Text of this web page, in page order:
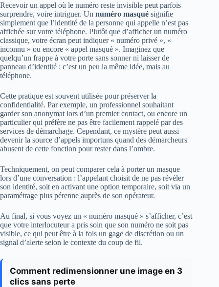
Recevoir un appel où le numéro reste invisible peut parfois
surprendre, voire intriguer. Un numéro masqué signifie
simplement que l’identité de la personne qui appelle n’est pas
affichée sur votre téléphone. Plutôt que d’afficher un numéro
classique, votre écran peut indiquer « numéro privé », «
inconnu » ou encore « appel masqué ». Imaginez que
quelqu’un frappe à votre porte sans sonner ni laisser de
panneau d’identité : c’est un peu la même idée, mais au
téléphone.
Cette pratique est souvent utilisée pour préserver la
confidentialité. Par exemple, un professionnel souhaitant
garder son anonymat lors d’un premier contact, ou encore un
particulier qui préfère ne pas être facilement rappelé par des
services de démarchage. Cependant, ce mystère peut aussi
devenir la source d’appels importuns quand des démarcheurs
abusent de cette fonction pour rester dans l’ombre.
Techniquement, on peut comparer cela à porter un masque
lors d’une conversation : l’appelant choisit de ne pas révéler
son identité, soit en activant une option temporaire, soit via un
paramétrage plus pérenne auprès de son opérateur.
Au final, si vous voyez un « numéro masqué » s’afficher, c’est
que votre interlocuteur a pris soin que son numéro ne soit pas
visible, ce qui peut être à la fois un gage de discrétion ou un
signal d’alerte selon le contexte du coup de fil.
Comment redimensionner une image en 3
clics sans perte